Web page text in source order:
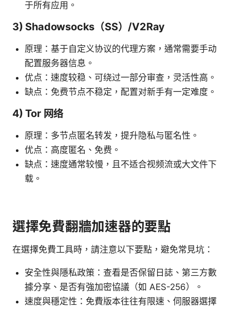
于所有应用。
3) Shadowsocks（SS）/V2Ray
原理：基于自定义协议的代理方案，通常需要手动
配置服务器信息。
优点：速度较稳、可绕过一部分审查，灵活性高。
缺点：免费节点不稳定，配置对新手有一定难度。
4) Tor 网络
原理：多节点匿名转发，提升隐私与匿名性。
优点：高度匿名、免费。
缺点：速度通常较慢，且不适合视频流或大文件下
载。
選擇免費翻牆加速器的要點
在選擇免費工具時，請注意以下要點，避免常見坑：
安全性與隱私政策：查看是否保留日誌、第三方數
據分享、是否有強加密協議（如 AES-256）。
速度與穩定性：免費版本往往有限速、伺服器選擇